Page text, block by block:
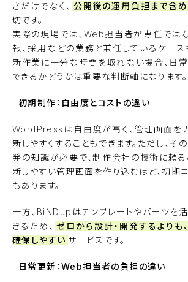
さだけでなく、 公開後の運用負担まで含め
切です。
実際の現場では、Web担当者が専任ではな
報、採用などの業務と兼任しているケース
新作業に十分な時間を取れない場合、日
できるかどうかは重要な判断軸になります。
初期制作：自由度とコストの違い
WordPressは自由度が高く、管理画面を
新しやすくすることもできます。ただし、そ
発の知識が必要で、制作会社の技術に頼る
新しやすい管理画面を作り込むほど、初期
もあります。
一方、BiNDupはテンプレートやパーツを
きるため、 ゼロから設計・開発するよりも
確保しやすい サービスです。
日常更新：Web担当者の負担の違い